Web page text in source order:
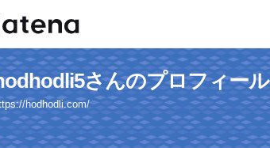
さんのプロフィール
hodhodli.com/